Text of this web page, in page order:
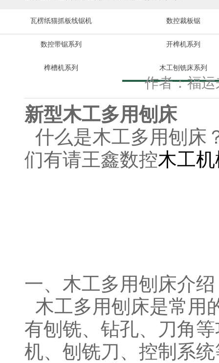
瓦楞纸猫抓板线锯机 数控裁板锯
数控带锯系列 开榫机系列
榫槽机系列 木工刨铣床系列
作者：福
新型木工多用刨床
什么是木工多用刨床
们有请王鑫数控木工
一、木工多用刨床介绍
木工多用刨床是常用
有刨铣、钻孔、刀角
机、刨铣刀、控制系